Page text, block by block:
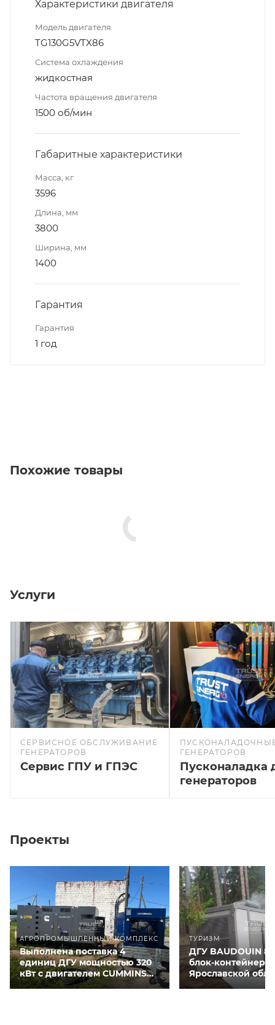
Характеристики двигателя
Модель двигателя
TG130G5VTX86
Система охлаждения
жидкостная
Частота вращения двигателя
1500 об/мин
Габаритные характеристики
Масса, кг
3596
Длина, мм
3800
Ширина, мм
1400
Гарантия
Гарантия
1 год
Похожие товары
Услуги
СЕРВИСНОЕ ОБСЛУЖИВАНИЕ
ГЕНЕРАТОРОВ
Сервис ГПУ и ГПЭС
ГЕНЕРАТОРОВ
Пусконаладка
генераторов
Проекты
АГРОПРОМЫШЛЕННЫЙ КОМПЛЕКС
Выполнена поставка 4
единиц ДГУ мощностью 320
кВт с двигателем CUMMINS
QSNT-G3 для курятников
ТУРИЗМ
ДГУ BAUDOUIN
блок-контейнере
Ярославской